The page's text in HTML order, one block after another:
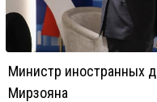
Министр иностранных
Мирзояна